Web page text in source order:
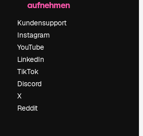
aufnehmen
Kundensupport
Instagram
YouTube
LinkedIn
TikTok
Discord
X
Reddit